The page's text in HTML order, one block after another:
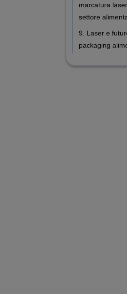
marcatura
settore
9. Laser e
packaging